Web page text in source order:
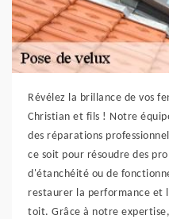
Révélez la brillance de vos
Christian et fils ! Notre
des réparations
ce soit pour résoudre des
d'étanchéité ou de
restaurer la performance et
toit. Grâce à notre expertise,